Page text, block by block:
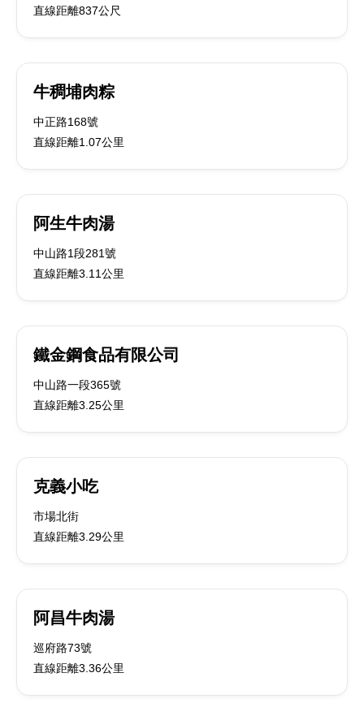
直線距離837公尺
牛稠埔肉粽
中正路168號
直線距離1.07公里
阿生牛肉湯
中山路1段281號
直線距離3.11公里
鐵金鋼食品有限公司
中山路一段365號
直線距離3.25公里
克義小吃
市場北街
直線距離3.29公里
阿昌牛肉湯
巡府路73號
直線距離3.36公里